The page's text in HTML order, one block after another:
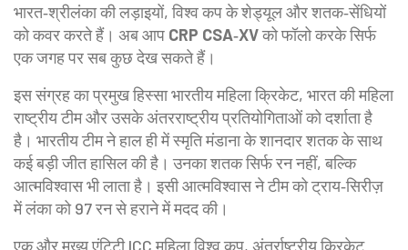
भारत‑श्रीलंका की लड़ाइयों, विश्व कप के शेड्यूल और शतक‑सेंधियों
को कवर करते हैं। अब आप CRP CSA‑XVको फॉलो करके सिर्फ
एक जगह पर सब कुछ देख सकते हैं।
इस संग्रह का प्रमुख हिस्साभारतीय महिला क्रिकेट, भारत की महिला
राष्ट्रीय टीम और उसके अंतरराष्ट्रीय प्रतियोगिताओं को दर्शाता है
है। भारतीय टीम ने हाल ही में स्मृति मंडाना के शानदार शतक के साथ
कई बड़ी जीत हासिल की है। उनका शतक सिर्फ रन नहीं, बल्कि
आत्मविश्वास भी लाता है। इसी आत्मविश्वास ने टीम को ट्राय‑सिरीज़
में लंका को 97 रन से हराने में मदद की।
एक और मुख्य एंटिटीICC महिला विश्व कप, अंतर्राष्ट्रीय क्रिकेट